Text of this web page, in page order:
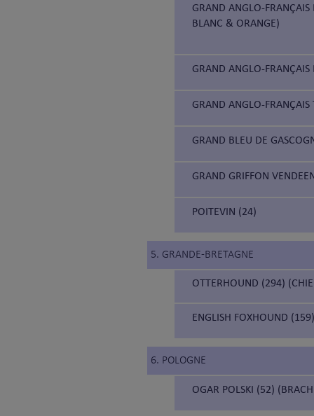
GRAND ANGLO-
BLANC & ORANGE)
GRAND ANGLO-
GRAND ANGLO-
GRAND BLEU DE
GRAND GRIFFON
POITEVIN (24)
5. GRANDE-BRETAGNE
OTTERHOUND (294)
ENGLISH FOXHOUND (159)
6. POLOGNE
OGAR POLSKI (52)